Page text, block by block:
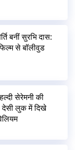
बनीं सुरभि दास:
से बॉलीवुड
सेरेमनी की
देसी लुक में दिखे